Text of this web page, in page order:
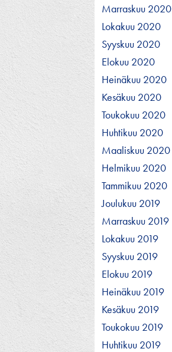
Marraskuu 2020
Lokakuu 2020
Syyskuu 2020
Elokuu 2020
Heinäkuu 2020
Kesäkuu 2020
Toukokuu 2020
Huhtikuu 2020
Maaliskuu 2020
Helmikuu 2020
Tammikuu 2020
Joulukuu 2019
Marraskuu 2019
Lokakuu 2019
Syyskuu 2019
Elokuu 2019
Heinäkuu 2019
Kesäkuu 2019
Toukokuu 2019
Huhtikuu 2019